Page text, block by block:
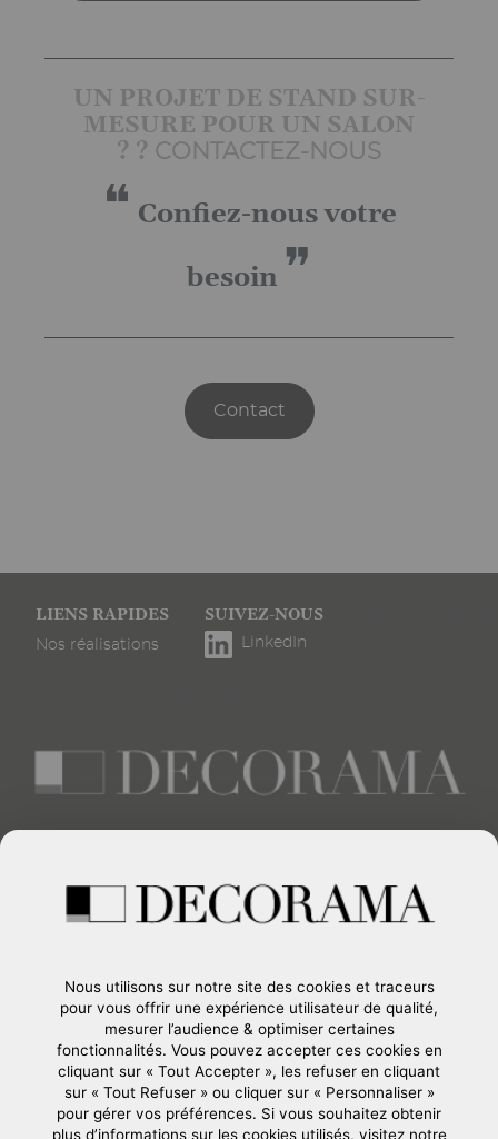
UN PROJET DE STAND SUR-
MESURE POUR UN SALON
? ? CONTACTEZ-NOUS
❝ Confiez-nous votre
besoin ❞
Contact
PiedLIENS RAPIDES
Nos réalisations
SUIVEZ-NOUS
LinkedIn
CONTACTEZ-NOUS
37, Route de Longjumeau
91380-CHILLY-MAZARIN
France
Société du groupe GL events
Nous utilisons sur notre site des cookies et traceurs
pour vous offrir une expérience utilisateur de qualité,
mesurer l’audience & optimiser certaines
fonctionnalités. Vous pouvez accepter ces cookies en
cliquant sur « Tout Accepter », les refuser en cliquant
sur « Tout Refuser » ou cliquer sur « Personnaliser »
pour gérer vos préférences. Si vous souhaitez obtenir
plus d’informations sur les cookies utilisés, visitez notre